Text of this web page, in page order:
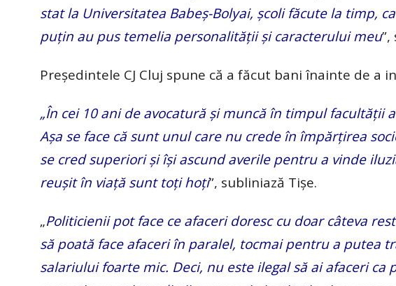
stat la Universitatea Babeș-Bolyai, școli făcute la timp,
puțin au pus temelia personalității și caracterului meu
Președintele CJ Cluj spune că a făcut bani înainte de a
„În cei 10 ani de avocatură și muncă în timpul
Așa se face că sunt unul care nu crede în împărțirea
se cred superiori și își ascund averile pentru a vinde
reușit în viață sunt toți hoți”, subliniază Tișe.
„Politicienii pot face ce afaceri doresc cu doar câteva
să poată face afaceri în paralel, tocmai pentru a putea
salariului foarte mic. Deci, nu este ilegal să ai afaceri